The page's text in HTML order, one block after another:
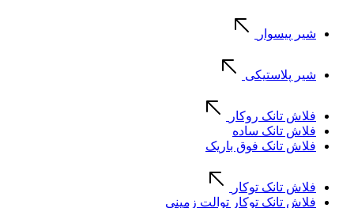
شیر پیسوار
شیر پلاستیکی
فلاش تانک روکار
فلاش تانک ساده
فلاش تانک فوق باریک
فلاش تانک توکار
فلاش تانک توکار توالت زمینی